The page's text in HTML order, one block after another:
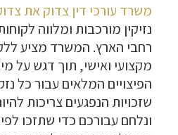
משרד עורכי דין צדוק את
נזיקין מורכבות ומלווה
רחבי הארץ. המשרד מציע
מקצועי ואישי, תוך דגש על
הפיצויים המלאים עבור כל
שזכויות הנפגעים צריכות
ונלחם עבורכם כדי שתזכו